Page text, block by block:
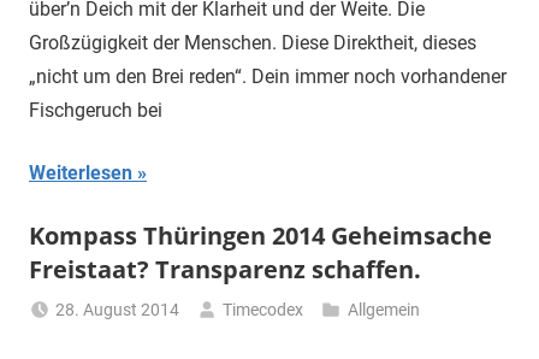
über’n Deich mit der Klarheit und der Weite. Die
Großzügigkeit der Menschen. Diese Direktheit, dieses
„nicht um den Brei reden“. Dein immer noch vorhandener
Fischgeruch bei
Weiterlesen
Kompass Thüringen 2014 Geheimsache
Freistaat? Transparenz schaffen.
28. August 2014 Timecodex Allgemein